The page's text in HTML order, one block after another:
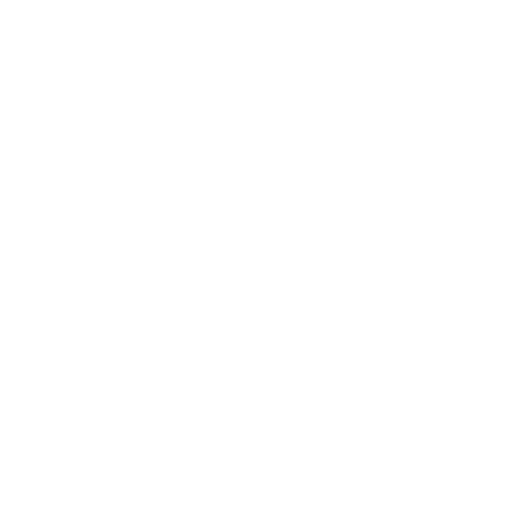
a külön közös medencéhez, 12 éven aluliak részére nem foglalhatók
12 éven aluliak részére nem foglalhatók
- előzetes foglalással)
grill, libanoni - ingyenesen, előzetes foglalás szükséges)
ingyenesen
testvárszálloda szolgáltatásait (étterem, bárok, medencék)
viselete ajánlott)
& Aqua Parkkal, 2026-ban felújítás miatt nem használható)